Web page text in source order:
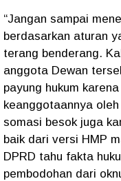
“Jangan sampai
berdasarkan aturan
terang benderang.
anggota Dewan
payung hukum
keanggotaannya
somasi besok juga
baik dari versi HMP
DPRD tahu fakta
pembodohan dari